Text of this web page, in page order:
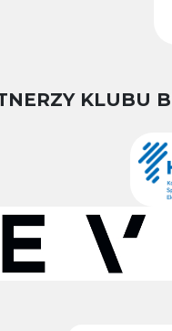
KLUBU